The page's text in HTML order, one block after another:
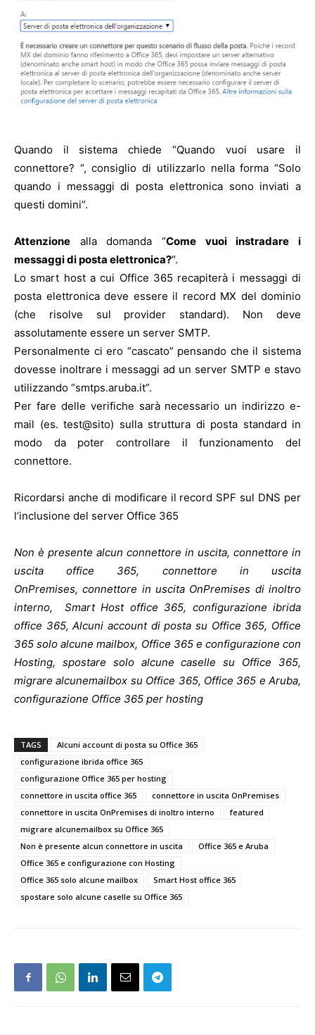
Quando il sistema chiede “Quando vuoi usare il
connettore? “, consiglio di utilizzarlo nella forma “Solo
quando i messaggi di posta elettronica sono inviati a
questi domini”.
Attenzione alla domanda “Come vuoi instradare i
messaggi di posta elettronica?“.
Lo smart host a cui Office 365 recapiterà i messaggi di
posta elettronica deve essere il record MX del dominio
(che risolve sul provider standard). Non deve
assolutamente essere un server SMTP.
Personalmente ci ero “cascato” pensando che il sistema
dovesse inoltrare i messaggi ad un server SMTP e stavo
utilizzando “smtps.aruba.it”.
Per fare delle verifiche sarà necessario un indirizzo e-
mail (es. test@sito) sulla struttura di posta standard in
modo da poter controllare il funzionamento del
connettore.
Ricordarsi anche di modificare il record SPF sul DNS per
l’inclusione del server Office 365
Non è presente alcun connettore in uscita, connettore in
uscita office 365, connettore in uscita
OnPremises, connettore in uscita OnPremises di inoltro
interno, Smart Host office 365, configurazione ibrida
office 365, Alcuni account di posta su Office 365, Office
365 solo alcune mailbox, Office 365 e configurazione con
Hosting, spostare solo alcune caselle su Office 365,
migrare alcunemailbox su Office 365, Office 365 e Aruba,
configurazione Office 365 per hosting
TAGS
Alcuni account di posta su Office 365
configurazione ibrida office 365
configurazione Office 365 per hosting
connettore in uscita office 365
connettore in uscita OnPremises
connettore in uscita OnPremises di inoltro interno
featured
migrare alcunemailbox su Office 365
Non è presente alcun connettore in uscita
Office 365 e Aruba
Office 365 e configurazione con Hosting
Office 365 solo alcune mailbox
Smart Host office 365
spostare solo alcune caselle su Office 365